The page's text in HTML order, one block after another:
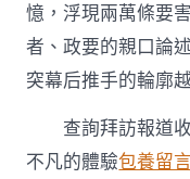
憶，浮現兩萬條要
者、政要的親口論
突幕后推手的輪廓
查詢拜訪報道
不凡的體驗包養留